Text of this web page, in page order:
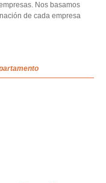
Nos basamos
de cada empresa